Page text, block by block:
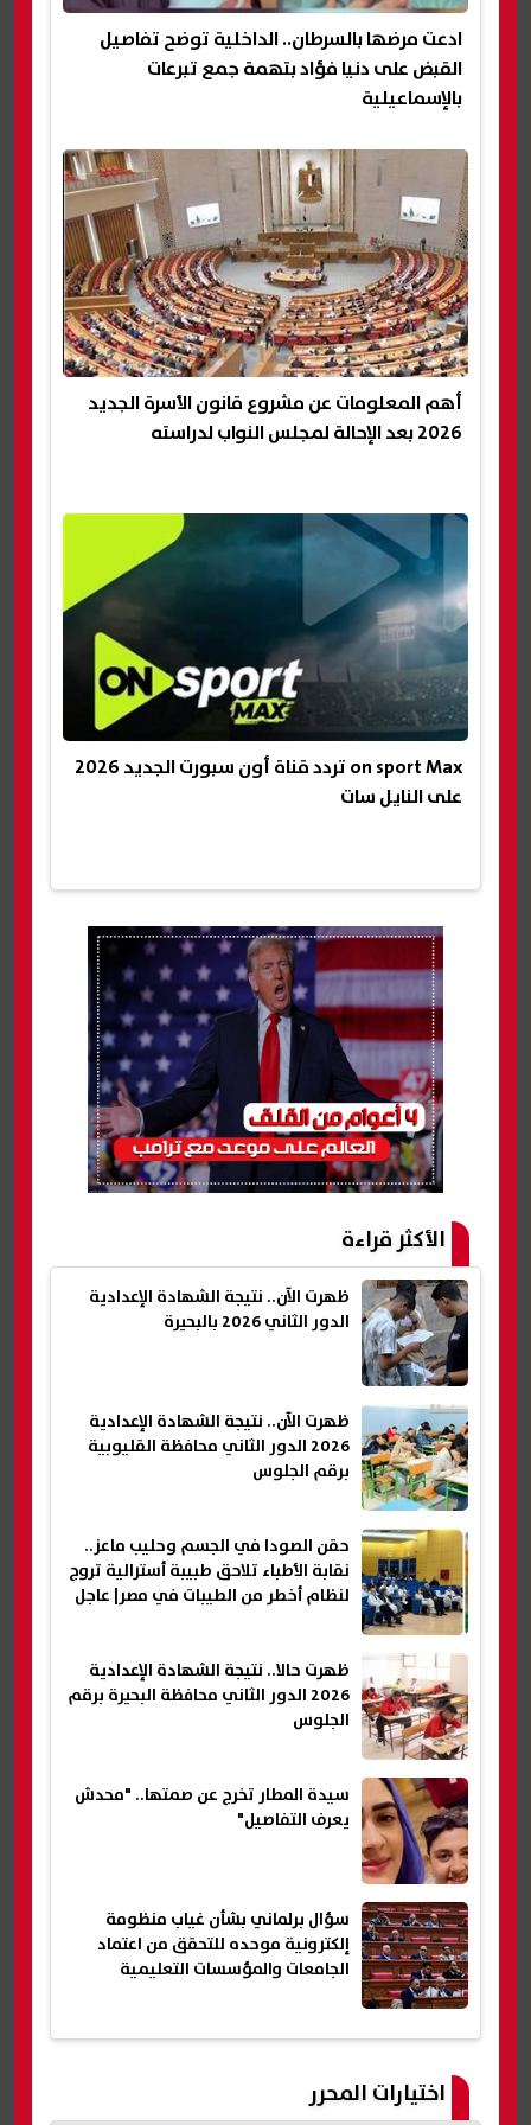
ادعت مرضها بالسرطان.. الداخلية توضح تفاصيل
القبض على دنيا فؤاد بتهمة جمع تبرعات
بالإسماعيلية
أهم المعلومات عن مشروع قانون الأسرة الجديد
2026 بعد الإحالة لمجلس النواب لدراسته
on sport Max تردد قناة أون سبورت الجديد 2026
على النايل سات
الأكثر قراءة
ظهرت الآن.. نتيجة الشهادة الإعدادية
الدور الثاني 2026 بالبحيرة
ظهرت الآن.. نتيجة الشهادة الإعدادية
2026 الدور الثاني محافظة القليوبية
برقم الجلوس
حقن الصودا في الجسم وحليب ماعز..
نقابة الأطباء تلاحق طبيبة أسترالية تروج
لنظام أخطر من الطيبات في مصر| عاجل
ظهرت حالا.. نتيجة الشهادة الإعدادية
2026 الدور الثاني محافظة البحيرة برقم
الجلوس
سيدة المطار تخرج عن صمتها.. "محدش
يعرف التفاصيل"
سؤال برلماني بشأن غياب منظومة
إلكترونية موحده للتحقق من اعتماد
الجامعات والمؤسسات التعليمية
اختيارات المحرر